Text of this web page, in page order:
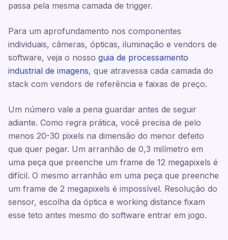
passa pela mesma camada de trigger.
Para um aprofundamento nos componentes
individuais, câmeras, ópticas, iluminação e vendors de
software, veja o nosso guia de processamento
industrial de imagens, que atravessa cada camada do
stack com vendors de referência e faixas de preço.
Um número vale a pena guardar antes de seguir
adiante. Como regra prática, você precisa de pelo
menos 20-30 pixels na dimensão do menor defeito
que quer pegar. Um arranhão de 0,3 milímetro em
uma peça que preenche um frame de 12 megapixels é
difícil. O mesmo arranhão em uma peça que preenche
um frame de 2 megapixels é impossível. Resolução do
sensor, escolha da óptica e working distance fixam
esse teto antes mesmo do software entrar em jogo.